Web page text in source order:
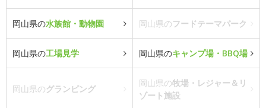
岡山県の水族館・動物園 岡山県のフードテーマパーク
岡山県の工場見学 岡山県のキャンプ場・BBQ場
岡山県のグランピング
岡山県の牧場・レジャー＆リ
ゾート施設